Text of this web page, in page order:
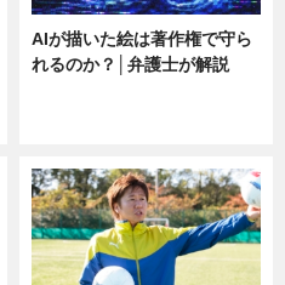
AIが描いた絵は著作権で守ら
れるのか？│弁護士が解説